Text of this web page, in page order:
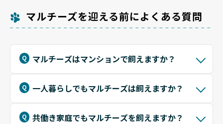
マルチーズを迎える前によくある質問
マルチーズはマンションで飼えますか？
一人暮らしでもマルチーズは飼えますか？
共働き家庭でもマルチーズを飼えますか？